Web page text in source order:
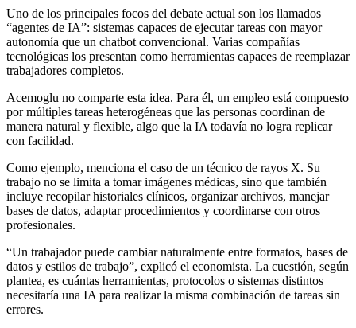
Uno de los principales focos del debate actual son los llamados
“agentes de IA”: sistemas capaces de ejecutar tareas con mayor
autonomía que un chatbot convencional. Varias compañías
tecnológicas los presentan como herramientas capaces de reemplazar
trabajadores completos.
Acemoglu no comparte esta idea. Para él, un empleo está compuesto
por múltiples tareas heterogéneas que las personas coordinan de
manera natural y flexible, algo que la IA todavía no logra replicar
con facilidad.
Como ejemplo, menciona el caso de un técnico de rayos X. Su
trabajo no se limita a tomar imágenes médicas, sino que también
incluye recopilar historiales clínicos, organizar archivos, manejar
bases de datos, adaptar procedimientos y coordinarse con otros
profesionales.
“Un trabajador puede cambiar naturalmente entre formatos, bases de
datos y estilos de trabajo”, explicó el economista. La cuestión, según
plantea, es cuántas herramientas, protocolos o sistemas distintos
necesitaría una IA para realizar la misma combinación de tareas sin
errores.